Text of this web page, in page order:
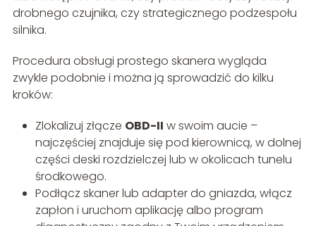
drobnego czujnika, czy strategicznego podzespołu
silnika.
Procedura obsługi prostego skanera wygląda
zwykle podobnie i można ją sprowadzić do kilku
kroków:
Zlokalizuj złącze OBD-II w swoim aucie –
najczęściej znajduje się pod kierownicą, w dolnej
części deski rozdzielczej lub w okolicach tunelu
środkowego.
Podłącz skaner lub adapter do gniazda, włącz
zapłon i uruchom aplikację albo program